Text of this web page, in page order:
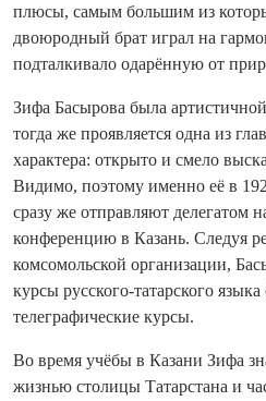
плюсы, самым большим из
двоюродный брат играл на
подталкивало одарённую от
Зифа Басырова была
тогда же проявляется одна из
характера: открыто и смело
Видимо, поэтому именно её в
сразу же отправляют делегатом
конференцию в Казань. Следуя
комсомольской организации,
курсы русского-татарского
телеграфические курсы.
Во время учёбы в Казани Зифа
жизнью столицы Татарстана и